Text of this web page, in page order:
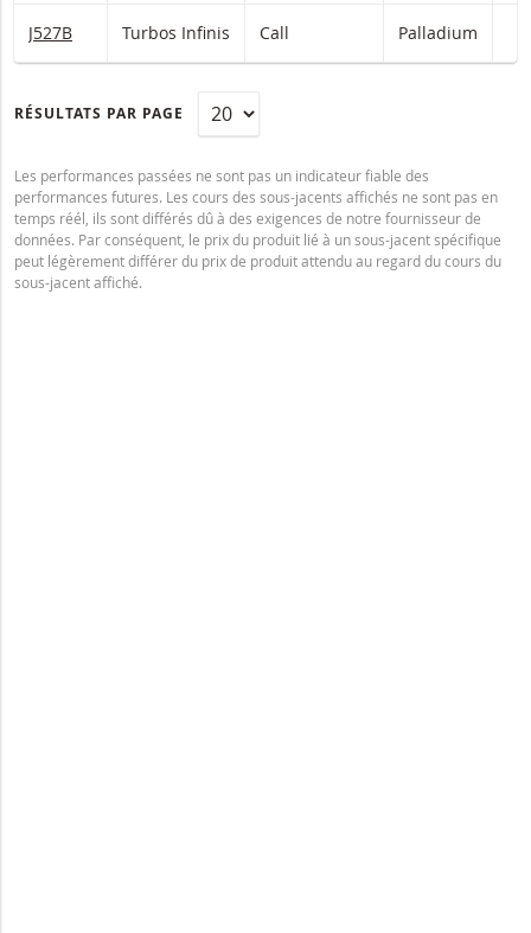
J527B Turbos Infinis Call Palladium
RÉSULTATS PAR PAGE
Les performances passées ne sont pas un indicateur fiable des
performances futures. Les cours des sous-jacents affichés ne sont pas en
temps réél, ils sont différés dû à des exigences de notre fournisseur de
données. Par conséquent, le prix du produit lié à un sous-jacent spécifique
peut légèrement différer du prix de produit attendu au regard du cours du
sous-jacent affiché.